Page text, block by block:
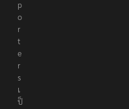
R
e
p
o
r
t
e
r
s